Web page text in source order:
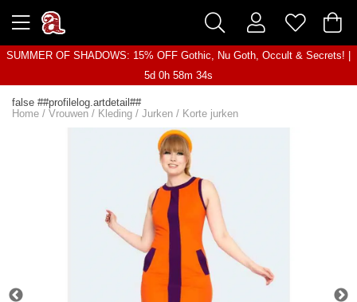
SUMMER OF SHADOWS: 15% OFF Gothic, Nu Goth, Occult & Secrets! |
5d 0h 58m 34s
false ##profilelog.artdetail##
Home / Vrouwen / Kleding / Jurken / Korte jurken